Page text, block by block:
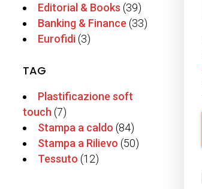
Editorial & Books (39)
Banking & Finance (33)
Eurofidi(3)
TAG
Plastificazione soft
touch (7)
Stampa a caldo (84)
Stampa a Rilievo (50)
Tessuto (12)